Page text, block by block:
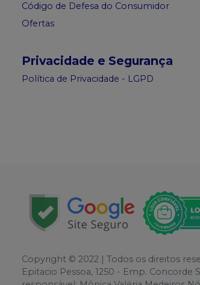
Código de Defesa do Consumidor
Ofertas
Privacidade e Segurança
Política de Privacidade - LGPD
Copyright © 2022 | Todos os direitos
Epitacio Pessoa, 1250 - Emp.